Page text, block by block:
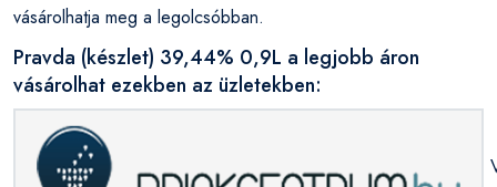
vásárolhatja meg a legolcsóbban.
Pravda (készlet) 39,44% 0,9L a legjobb áron
vásárolhat ezekben az üzletekben: